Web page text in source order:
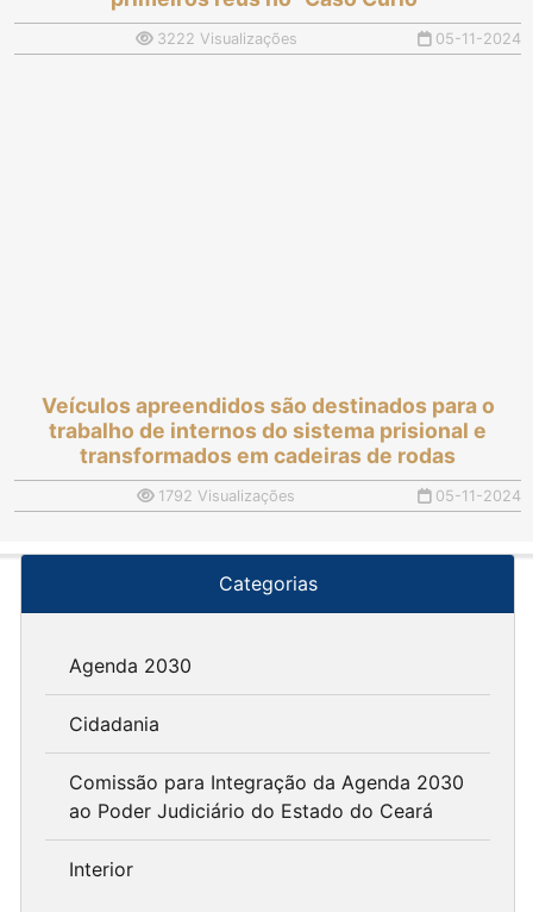
3222 Visualizações 05-11-2024
Veículos apreendidos são destinados para o
trabalho de internos do sistema prisional e
transformados em cadeiras de rodas
1792 Visualizações 05-11-2024
Categorias
Agenda 2030
Cidadania
Comissão para Integração da Agenda 2030
ao Poder Judiciário do Estado do Ceará
Interior